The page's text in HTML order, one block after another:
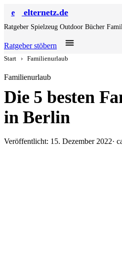
e elternetz.de
Ratgeber Spielzeug Outdoor Bücher
Ratgeber stöbern
Start › Familienurlaub
Familienurlaub
Die 5 besten
in Berlin
Veröffentlicht: 15. Dezember 2022·